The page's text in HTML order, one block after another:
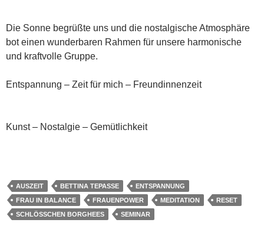
Die Sonne begrüßte uns und die nostalgische Atmosphäre
bot einen wunderbaren Rahmen für unsere harmonische
und kraftvolle Gruppe.
Entspannung – Zeit für mich – Freundinnenzeit
Kunst – Nostalgie – Gemütlichkeit
AUSZEIT BETTINA TEPASSE
ENTSPANNUNG
FRAU IN BALANCE
FRAUENPOWER MEDITATION
RESET
SCHLÖSSCHEN BORGHEES
SEMINAR